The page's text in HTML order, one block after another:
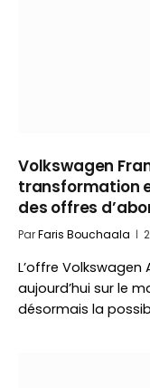
Volkswagen
transformation
des offres
ParFaris Bouchaala
L’offre
aujourd’hui sur le
désormais la